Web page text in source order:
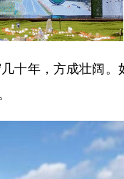
年，方成壮阔。